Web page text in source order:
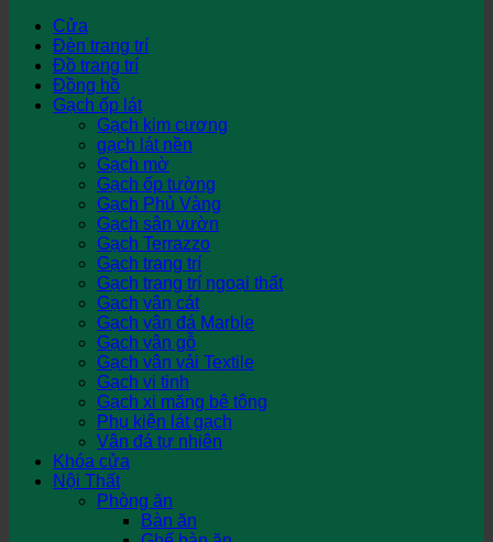
Cửa
Đèn trang trí
Đồ trang trí
Đồng hồ
Gạch ốp lát
Gạch kim cương
gạch lát nền
Gạch mờ
Gạch ốp tường
Gạch Phủ Vàng
Gạch sân vườn
Gạch Terrazzo
Gạch trang trí
Gạch trang trí ngoại thất
Gạch vân cát
Gạch vân đá Marble
Gạch vân gỗ
Gạch vân vải Textile
Gạch vi tinh
Gạch xi măng bê tông
Phụ kiện lát gạch
Vân đá tự nhiên
Khóa cửa
Nội Thất
Phòng ăn
Bàn ăn